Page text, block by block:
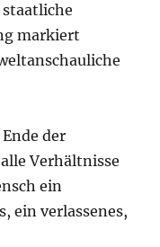
markiert
der
Verhältnisse
ein
ein verlassenes,